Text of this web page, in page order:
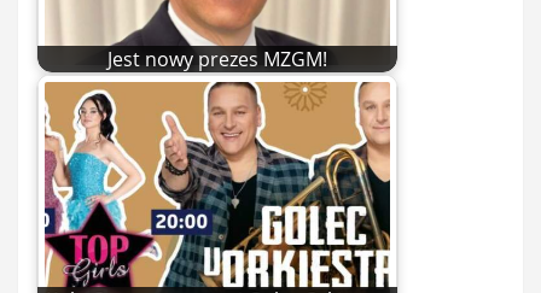
Jest nowy prezes MZGM!